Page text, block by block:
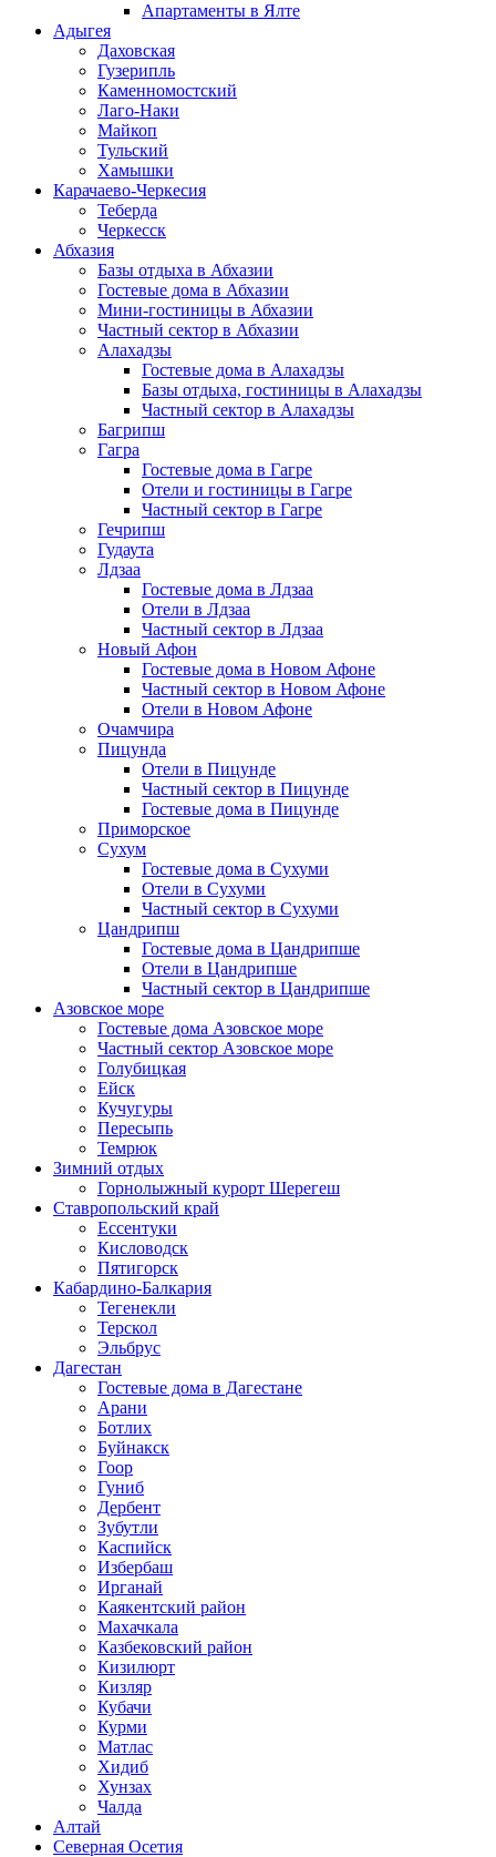
Апартаменты в Ялте
Адыгея
Даховская
Гузерипль
Каменномостский
Лаго-Наки
Майкоп
Тульский
Хамышки
Карачаево-Черкесия
Теберда
Черкесск
Абхазия
Базы отдыха в Абхазии
Гостевые дома в Абхазии
Мини-гостиницы в Абхазии
Частный сектор в Абхазии
Алахадзы
Гостевые дома в Алахадзы
Базы отдыха, гостиницы в Алахадзы
Частный сектор в Алахадзы
Багрипш
Гагра
Гостевые дома в Гагре
Отели и гостиницы в Гагре
Частный сектор в Гагре
Гечрипш
Гудаута
Лдзаа
Гостевые дома в Лдзаа
Отели в Лдзаа
Частный сектор в Лдзаа
Новый Афон
Гостевые дома в Новом Афоне
Частный сектор в Новом Афоне
Отели в Новом Афоне
Очамчира
Пицунда
Отели в Пицунде
Частный сектор в Пицунде
Гостевые дома в Пицунде
Приморское
Сухум
Гостевые дома в Сухуми
Отели в Сухуми
Частный сектор в Сухуми
Цандрипш
Гостевые дома в Цандрипше
Отели в Цандрипше
Частный сектор в Цандрипше
Азовское море
Гостевые дома Азовское море
Частный сектор Азовское море
Голубицкая
Ейск
Кучугуры
Пересыпь
Темрюк
Зимний отдых
Горнолыжный курорт Шерегеш
Ставропольский край
Ессентуки
Кисловодск
Пятигорск
Кабардино-Балкария
Тегенекли
Терскол
Эльбрус
Дагестан
Гостевые дома в Дагестане
Арани
Ботлих
Буйнакск
Гоор
Гуниб
Дербент
Зубутли
Каспийск
Избербаш
Ирганай
Каякентский район
Махачкала
Казбековский район
Кизилюрт
Кизляр
Кубачи
Курми
Матлас
Хидиб
Хунзах
Чалда
Алтай
Северная Осетия